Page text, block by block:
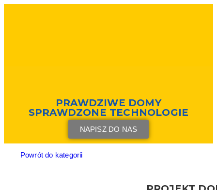
PRAWDZIWE DOMY
SPRAWDZONE TECHNOLOGIE
NAPISZ DO NAS
Powrót do kategorii